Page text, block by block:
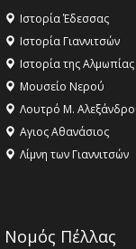
Ιστορία Έδεσσας
Ιστορία Γιαννιτσών
Ιστορία της Αλμωπίας
Μουσείο Νερού
Λουτρό Μ.
Αγιος Αθανάσιος
Λίμνη των Γιαννιτσών
Νομός Πέλλας